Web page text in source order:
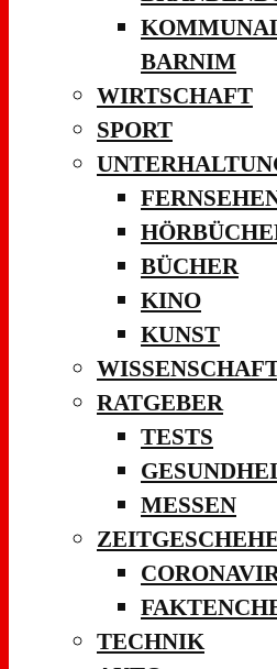
BARNIM
WIRTSCHAFT
SPORT
BÜCHER
KINO
KUNST
RATGEBER
TESTS
MESSEN
TECHNIK